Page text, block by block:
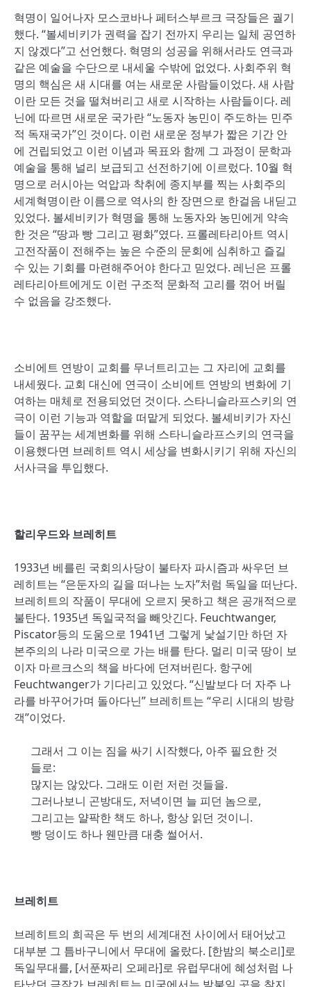
혁명이 일어나자 모스코바나 페터스부르크 극장들은 궐기
했다. “볼셰비키가 권력을 잡기 전까지 우리는 일체 공연하
지 않겠다”고 선언했다. 혁명의 성공을 위해서라도 연극과
같은 예술을 수단으로 내세울 수밖에 없었다. 사회주위 혁
명의 핵심은 새 시대를 여는 새로운 사람들이었다. 새 사람
이란 모든 것을 떨쳐버리고 새로 시작하는 사람들이다. 레
닌에 따르면 새로운 국가란 “노동자 농민이 주도하는 민주
적 독재국가”인 것이다. 이런 새로운 정부가 짧은 기간 안
에 건립되었고 이런 이념과 목표와 함께 그 과정이 문학과
예술을 통해 널리 보급되고 선전하기에 이르렀다. 10월 혁
명으로 러시아는 억압과 착취에 종지부를 찍는 사회주의
세계혁명이란 이름으로 역사의 한 장면으로 한걸음 내딛고
있었다. 볼셰비키가 혁명을 통해 노동자와 농민에게 약속
한 것은 “땅과 빵 그리고 평화”였다. 프롤레타리아트 역시
고전작품이 전해주는 높은 수준의 문회에 심취하고 즐길
수 있는 기회를 마련해주어야 한다고 믿었다. 레닌은 프롤
레타리아트에게도 이런 구조적 문화적 고리를 꺾어 버릴
수 없음을 강조했다.
소비에트 연방이 교회를 무너트리고는 그 자리에 교회를
내세웠다. 교회 대신에 연극이 소비에트 연방의 변화에 기
여하는 매체로 전용되었던 것이다. 스타니슬라프스키의 연
극이 이런 기능과 역할을 떠맡게 되었다. 볼셰비키가 자신
들이 꿈꾸는 세계변화를 위해 스타니슬라프스키의 연극을
이용했다면 브레히트 역시 세상을 변화시키기 위해 자신의
서사극을 투입했다.
할리우드와 브레히트
1933년 베를린 국회의사당이 불타자 파시즘과 싸우던 브
레히트는 “은둔자의 길을 떠나는 노자”처럼 독일을 떠난다.
브레히트의 작품이 무대에 오르지 못하고 책은 공개적으로
불탄다. 1935년 독일국적을 빼앗긴다. Feuchtwanger,
Piscator등의 도움으로 1941년 그렇게 낯설기만 하던 자
본주의의 나라 미국으로 가는 배를 탄다. 멀리 미국 땅이 보
이자 마르크스의 책을 바다에 던져버린다. 항구에
Feuchtwanger가 기다리고 있었다. “신발보다 더 자주 나
라를 바꾸어가며 돌아다닌” 브레히트는 “우리 시대의 방랑
객”이었다.
그래서 그 이는 짐을 싸기 시작했다, 아주 필요한 것
들로:
많지는 않았다. 그래도 이런 저런 것들을.
그러나보니 곤방대도, 저녁이면 늘 피던 놈으로,
그리고는 얄팍한 책도 하나, 항상 읽던 것이니.
빵 덩이도 하나 웬만큼 대충 썰어서.
브레히트
브레히트의 희곡은 두 번의 세계대전 사이에서 태어났고
대부분 그 틈바구니에서 무대에 올랐다. [한밤의 북소리]로
독일무대를, [서푼짜리 오페라]로 유럽무대에 혜성처럼 나